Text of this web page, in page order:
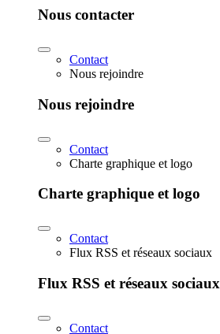
Nous contacter
Contact
Nous rejoindre
Nous rejoindre
Contact
Charte graphique et logo
Charte graphique et logo
Contact
Flux RSS et réseaux sociaux
Flux RSS et réseaux sociaux
Contact